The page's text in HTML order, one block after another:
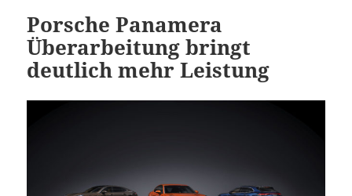
Porsche Panamera
Überarbeitung bringt
deutlich mehr Leistung